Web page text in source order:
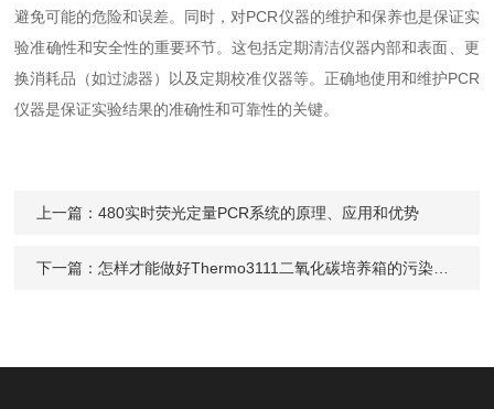
避免可能的危险和误差。同时，对PCR仪器的维护和保养也是保证实
验准确性和安全性的重要环节。这包括定期清洁仪器内部和表面、更
换消耗品（如过滤器）以及定期校准仪器等。正确地使用和维护PCR
仪器是保证实验结果的准确性和可靠性的关键。
上一篇：480实时荧光定量PCR系统的原理、应用和优势
下一篇：怎样才能做好Thermo3111二氧化碳培养箱的污染防控工作？